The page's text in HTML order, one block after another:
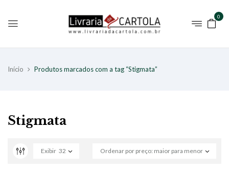
0
Início Produtos marcados com a tag “Stigmata”
Stigmata
Ordenar por preço: maior para menor
Exibir 32